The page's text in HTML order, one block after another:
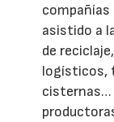
asistido a
de
logísticos,
cisternas…